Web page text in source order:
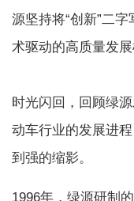
源坚持将“创新”二
术驱动的高质量发展
时光闪回，回顾绿
动车行业的发展进
到强的缩影。
1996年，绿源研制